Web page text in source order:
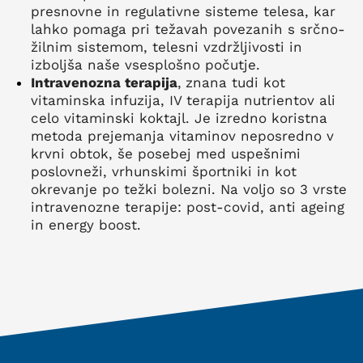
presnovne in regulativne sisteme telesa, kar
lahko pomaga pri težavah povezanih s srčno-
žilnim sistemom, telesni vzdržljivosti in
izboljša naše vsesplošno počutje.
Intravenozna terapija, znana tudi kot
vitaminska infuzija, IV terapija nutrientov ali
celo vitaminski koktajl. Je izredno koristna
metoda prejemanja vitaminov neposredno v
krvni obtok, še posebej med uspešnimi
poslovneži, vrhunskimi športniki in kot
okrevanje po težki bolezni. Na voljo so 3 vrste
intravenozne terapije: post-covid, anti ageing
in energy boost.